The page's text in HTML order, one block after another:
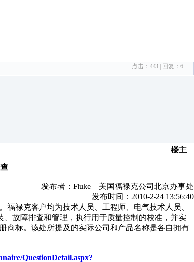
点击： 443 | 回复： 6
楼主
发布者：Fluke—美国福禄克公司北京办事处
发布时间：2010-2-24 13:56:40
福禄克客户均为技术人员、工程师、电气技术人员、
故障排查和管理，执行用于质量控制的校准，并实
商标。该处所提及的实际公司和产品名称是各自拥有
QuestionDetail.aspx?